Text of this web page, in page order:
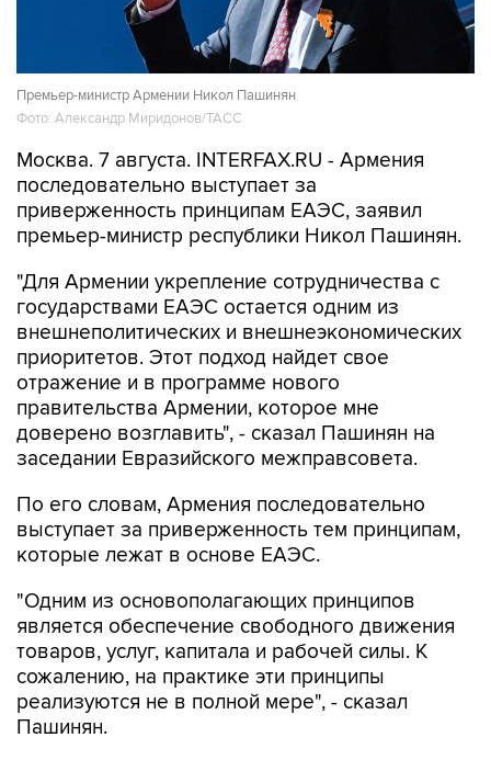
Премьер-министр Армении Никол Пашинян
Фото: Александр Миридонов/ТАСС
Москва. 7 августа. INTERFAX.RU - Армения
последовательно выступает за
приверженность принципам ЕАЭС, заявил
премьер-министр республики Никол Пашинян.
"Для Армении укрепление сотрудничества с
государствами ЕАЭС остается одним из
внешнеполитических и внешнеэкономических
приоритетов. Этот подход найдет свое
отражение и в программе нового
правительства Армении, которое мне
доверено возглавить", - сказал Пашинян на
заседании Евразийского межправсовета.
По его словам, Армения последовательно
выступает за приверженность тем принципам,
которые лежат в основе ЕАЭС.
"Одним из основополагающих принципов
является обеспечение свободного движения
товаров, услуг, капитала и рабочей силы. К
сожалению, на практике эти принципы
реализуются не в полной мере", - сказал
Пашинян.